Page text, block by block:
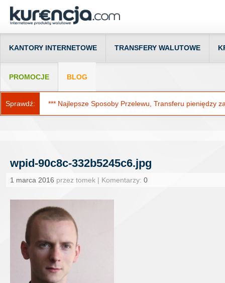
KANTORY INTERNETOWE TRANSFERY WALUTOWE
PROMOCJE BLOG
Sprawdź: *** Najlepsze Sposoby Przelewu, Transferu pieniędzy
wpid-90c8c-332b5245c6.jpg
1 marca 2016 przez tomek | Komentarzy: 0